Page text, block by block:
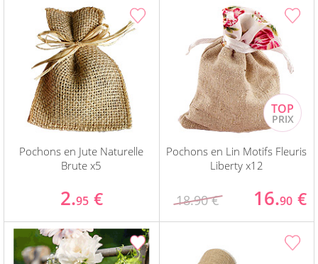
Pochons en Jute Naturelle
Brute x5
2.95 €
Pochons en Lin Motifs Fleuris
Liberty x12
18.90 € 16.90 €